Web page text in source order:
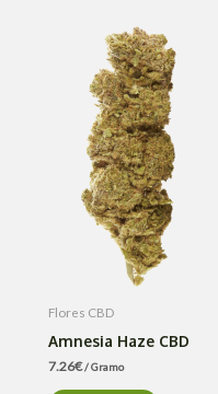
Flores CBD
Amnesia Haze CBD
7.26€/ Gramo